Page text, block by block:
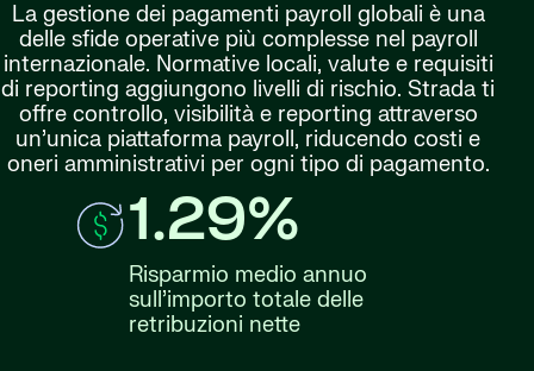
La gestione dei pagamenti payroll globali è una
delle sfide operative più complesse nel payroll
internazionale. Normative locali, valute e requisiti
di reporting aggiungono livelli di rischio. Strada ti
offre controllo, visibilità e reporting attraverso
un’unica piattaforma payroll, riducendo costi e
oneri amministrativi per ogni tipo di pagamento.
1.29%
Risparmio medio annuo
sull’importo totale delle
retribuzioni nette